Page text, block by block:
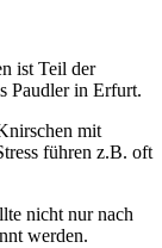
ist Teil der
Paudler in Erfurt.
mit
führen z.B. oft
nicht nur nach
werden.